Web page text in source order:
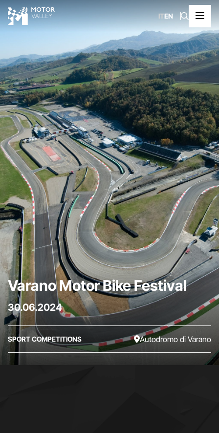
ITEN
Varano Motor Bike Festival
30.06.2024
SPORT COMPETITIONS Autodromo di Varano